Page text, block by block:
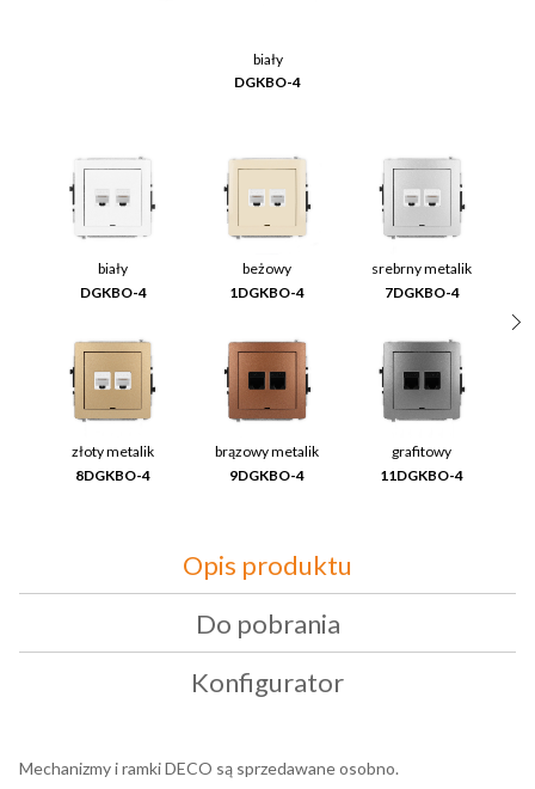
biały
DGKBO-4
biały
DGKBO-4
beżowy
1DGKBO-4
srebrny metalik
7DGKBO-4
złoty metalik
8DGKBO-4
brązowy metalik
9DGKBO-4
grafitowy
11DGKBO-4
Opis produktu
Do pobrania
Konfigurator
Mechanizmy i ramki DECO są sprzedawane osobno.